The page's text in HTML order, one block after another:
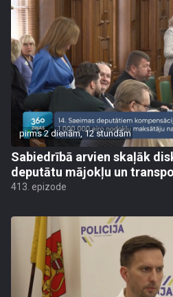
pirms 2 dienām, 12 stundām
Sabiedrībā arvien skaļāk
deputātu mājokļu un
413. epizode